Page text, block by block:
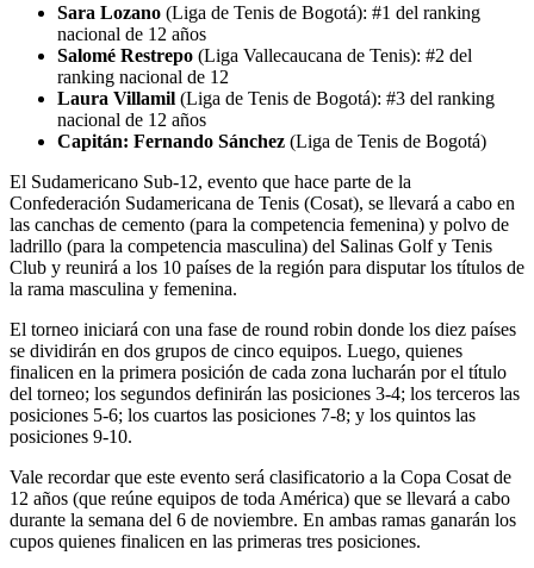
Sara Lozano (Liga de Tenis de Bogotá): #1 del ranking
nacional de 12 años
Salomé Restrepo (Liga Vallecaucana de Tenis): #2 del
ranking nacional de 12
Laura Villamil (Liga de Tenis de Bogotá): #3 del ranking
nacional de 12 años
Capitán: Fernando Sánchez (Liga de Tenis de Bogotá)
El Sudamericano Sub-12, evento que hace parte de la
Confederación Sudamericana de Tenis (Cosat), se llevará a cabo en
las canchas de cemento (para la competencia femenina) y polvo de
ladrillo (para la competencia masculina) del Salinas Golf y Tenis
Club y reunirá a los 10 países de la región para disputar los títulos de
la rama masculina y femenina.
El torneo iniciará con una fase de round robin donde los diez países
se dividirán en dos grupos de cinco equipos. Luego, quienes
finalicen en la primera posición de cada zona lucharán por el título
del torneo; los segundos definirán las posiciones 3-4; los terceros las
posiciones 5-6; los cuartos las posiciones 7-8; y los quintos las
posiciones 9-10.
Vale recordar que este evento será clasificatorio a la Copa Cosat de
12 años (que reúne equipos de toda América) que se llevará a cabo
durante la semana del 6 de noviembre. En ambas ramas ganarán los
cupos quienes finalicen en las primeras tres posiciones.